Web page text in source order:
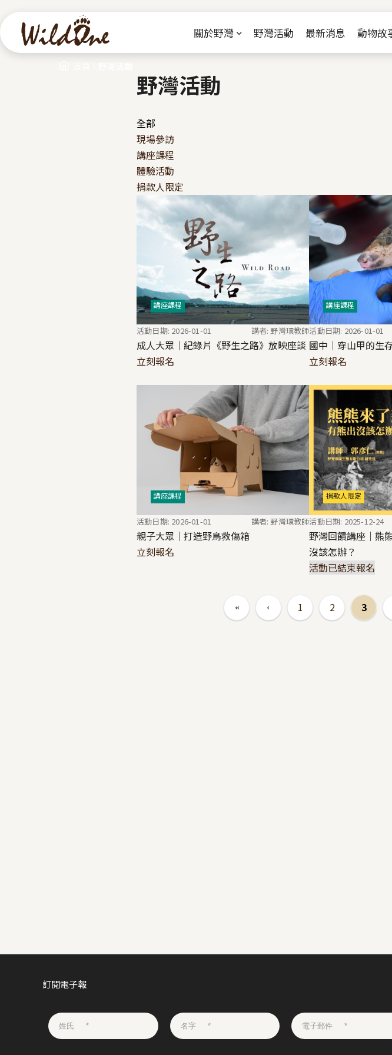
關於野灣 野灣活動 最新消息 動物故
野灣活動
全部
現場參訪
講座課程
體驗活動
捐款人限定
講座課程
活動日期: 2026-01-01 講者: 野灣環教師
成人大眾｜紀錄片《野生之路》放映座談
立刻報名
講座課程
活動日期: 2026-01-01
國中｜穿山甲的生
立刻報名
講座課程
活動日期: 2026-01-01 講者: 野灣環教師
親子大眾｜打造野鳥救傷箱
立刻報名
捐款人限定
活動日期: 2025-12-24
野灣回饋講座｜熊
沒該怎辦？
活動已結束報名
1 2 3
訂閱電子報